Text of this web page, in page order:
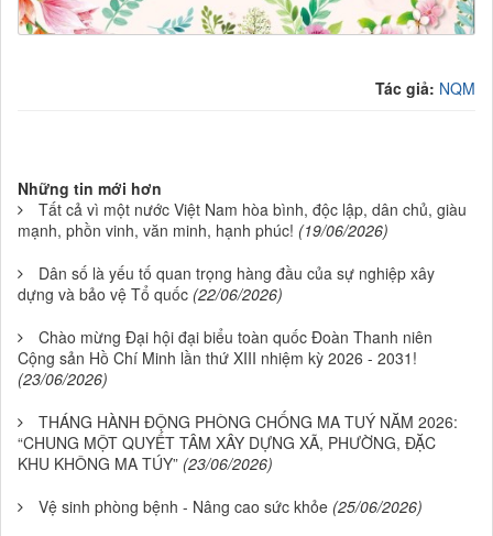
Tác giả: NQM
Những tin mới hơn
Tất cả vì một nước Việt Nam hòa bình, độc lập, dân chủ, giàu
mạnh, phồn vinh, văn minh, hạnh phúc! (19/06/2026)
Dân số là yếu tố quan trọng hàng đầu của sự nghiệp xây
dựng và bảo vệ Tổ quốc (22/06/2026)
Chào mừng Đại hội đại biểu toàn quốc Đoàn Thanh niên
Cộng sản Hồ Chí Minh lần thứ XIII nhiệm kỳ 2026 - 2031!
(23/06/2026)
THÁNG HÀNH ĐỘNG PHÒNG CHỐNG MA TUÝ NĂM 2026:
“CHUNG MỘT QUYẾT TÂM XÂY DỰNG XÃ, PHƯỜNG, ĐẶC
KHU KHÔNG MA TÚY” (23/06/2026)
Vệ sinh phòng bệnh - Nâng cao sức khỏe (25/06/2026)